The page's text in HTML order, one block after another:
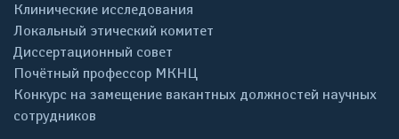
Клинические исследования
Локальный этический комитет
Диссертационный совет
Почётный профессор МКНЦ
Конкурс на замещение вакантных должностей научных
сотрудников